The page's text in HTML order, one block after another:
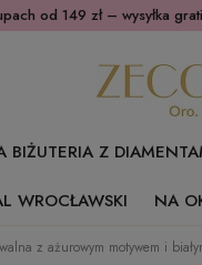
od 149 zł – wysyłka
BIŻUTERIA Z
WROCŁAWSKI NA
z ażurowym motywem i